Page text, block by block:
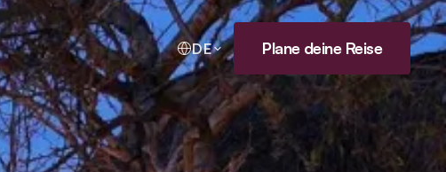
DE Plane deine Reise